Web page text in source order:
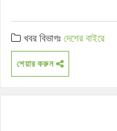
খবর বিভাগঃদেশের বাইরে
শেয়ার করুন